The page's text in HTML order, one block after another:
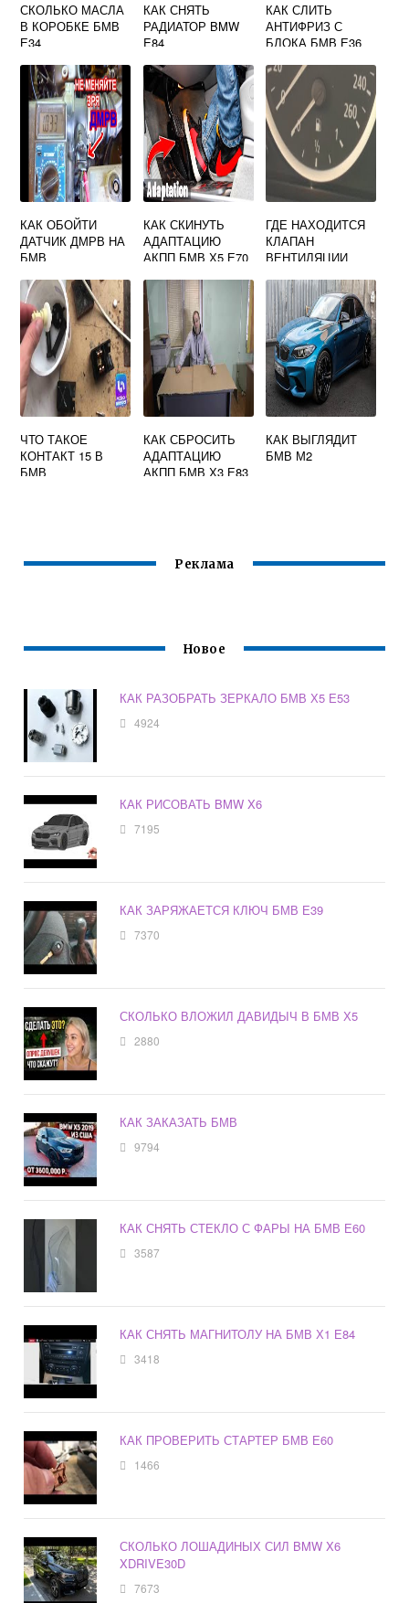
СКОЛЬКО МАСЛА
В КОРОБКЕ БМВ
Е34
КАК СНЯТЬ
РАДИАТОР BMW
E84
КАК СЛИТЬ
АНТИФРИЗ С
БЛОКА БМВ Е36
КАК ОБОЙТИ
ДАТЧИК ДМРВ НА
БМВ
КАК СКИНУТЬ
АДАПТАЦИЮ
АКПП БМВ Х5 Е70
ГДЕ НАХОДИТСЯ
КЛАПАН
ВЕНТИЛЯЦИИ
БАКА БМВ Е60
ЧТО ТАКОЕ
КОНТАКТ 15 В
БМВ
КАК СБРОСИТЬ
АДАПТАЦИЮ
АКПП БМВ Х3 Е83
КАК ВЫГЛЯДИТ
БМВ М2
Реклама
Новое
КАК РАЗОБРАТЬ ЗЕРКАЛО БМВ Х5 Е53
4924
КАК РИСОВАТЬ BMW X6
7195
КАК ЗАРЯЖАЕТСЯ КЛЮЧ БМВ Е39
7370
СКОЛЬКО ВЛОЖИЛ ДАВИДЫЧ В БМВ Х5
2880
КАК ЗАКАЗАТЬ БМВ
9794
КАК СНЯТЬ СТЕКЛО С ФАРЫ НА БМВ Е60
3587
КАК СНЯТЬ МАГНИТОЛУ НА БМВ Х1 Е84
3418
КАК ПРОВЕРИТЬ СТАРТЕР БМВ Е60
1466
СКОЛЬКО ЛОШАДИНЫХ СИЛ BMW X6
XDRIVE30D
7673